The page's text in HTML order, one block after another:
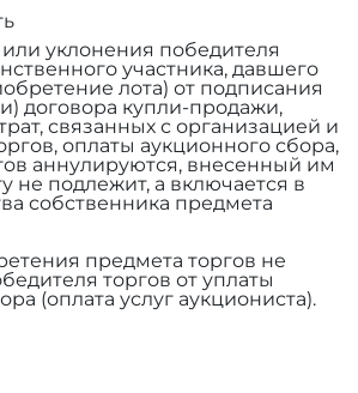
или уклонения победителя
участника, давшего
лота) от подписания
договора купли-продажи,
связанных с организацией и
оплаты аукционного сбора,
аннулируются, внесенный им
не подлежит, а включается в
собственника предмета
предмета торгов не
торгов от уплаты
(оплата услуг аукциониста).